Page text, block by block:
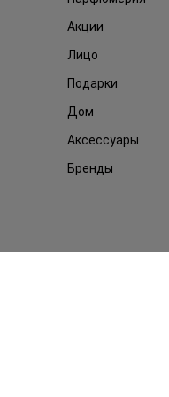
Акции
Лицо
Подарки
Дом
Аксессуары
Бренды